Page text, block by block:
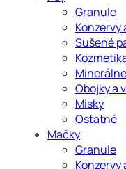
Granule
Konzervy
Sušené
Obojky a
Misky
Ostatné
Mačky
Granule
Konzervy